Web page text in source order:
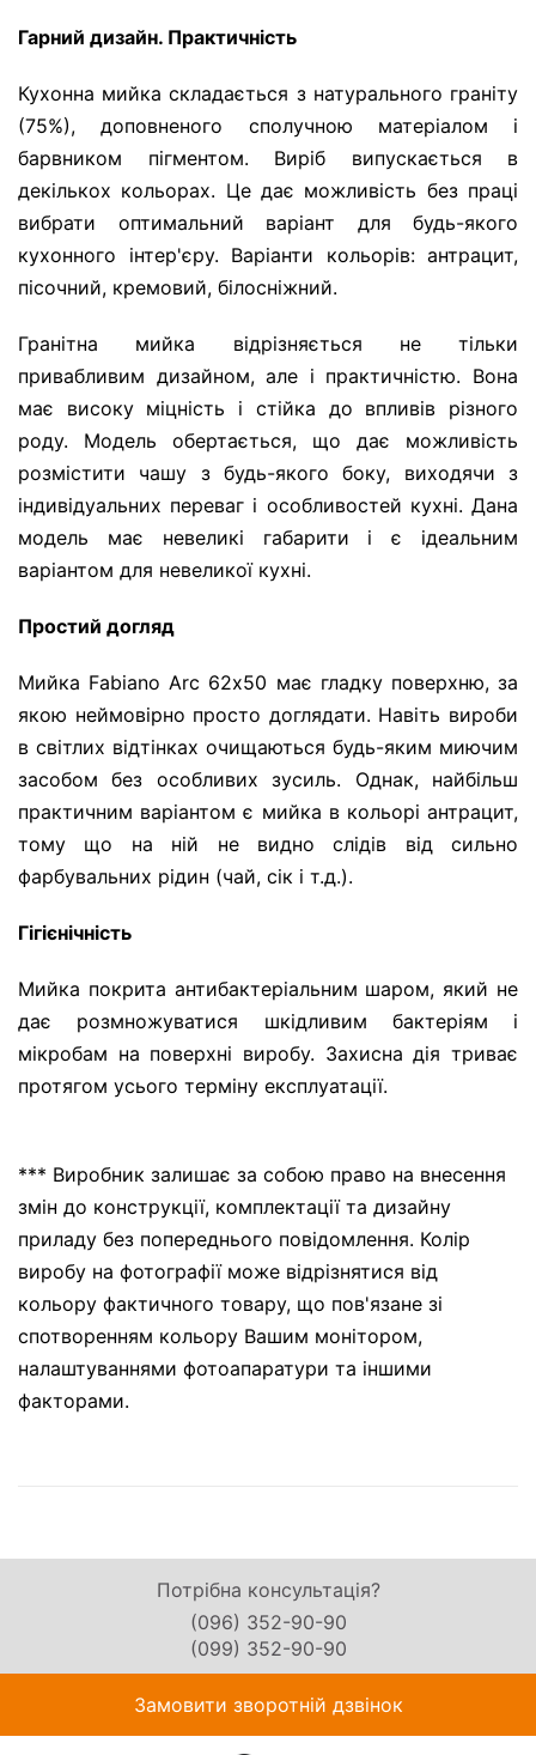
Гарний дизайн. Практичність
Кухонна мийка складається з натурального граніту
(75%), доповненого сполучною матеріалом і
барвником пігментом. Виріб випускається в
декількох кольорах. Це дає можливість без праці
вибрати оптимальний варіант для будь-якого
кухонного інтер'єру. Варіанти кольорів: антрацит,
пісочний, кремовий, білосніжний.
Гранітна мийка відрізняється не тільки
привабливим дизайном, але і практичністю. Вона
має високу міцність і стійка до впливів різного
роду. Модель обертається, що дає можливість
розмістити чашу з будь-якого боку, виходячи з
індивідуальних переваг і особливостей кухні. Дана
модель має невеликі габарити і є ідеальним
варіантом для невеликої кухні.
Простий догляд
Мийка Fabiano Arc 62х50 має гладку поверхню, за
якою неймовірно просто доглядати. Навіть вироби
в світлих відтінках очищаються будь-яким миючим
засобом без особливих зусиль. Однак, найбільш
практичним варіантом є мийка в кольорі антрацит,
тому що на ній не видно слідів від сильно
фарбувальних рідин (чай, сік і т.д.).
Гігієнічність
Мийка покрита антибактеріальним шаром, який не
дає розмножуватися шкідливим бактеріям і
мікробам на поверхні виробу. Захисна дія триває
протягом усього терміну експлуатації.
*** Виробник залишає за собою право на внесення
змін до конструкції, комплектації та дизайну
приладу без попереднього повідомлення. Колір
виробу на фотографії може відрізнятися від
кольору фактичного товару, що пов'язане зі
спотворенням кольору Вашим монітором,
налаштуваннями фотоапаратури та іншими
факторами.
Потрібна консультація?
(096) 352-90-90
(099) 352-90-90
Замовити зворотній дзвінок